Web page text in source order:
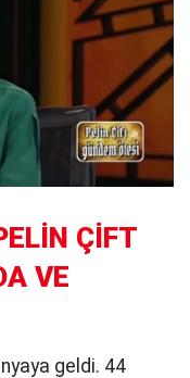
ÇİFT
VE
geldi. 44